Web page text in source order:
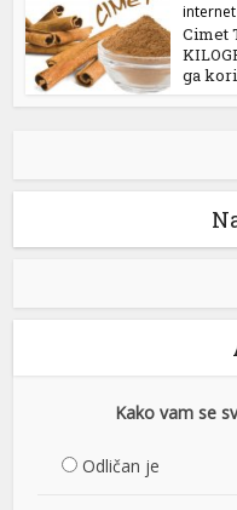
internet
Cimet
ga
Kako vam se
Odličan je